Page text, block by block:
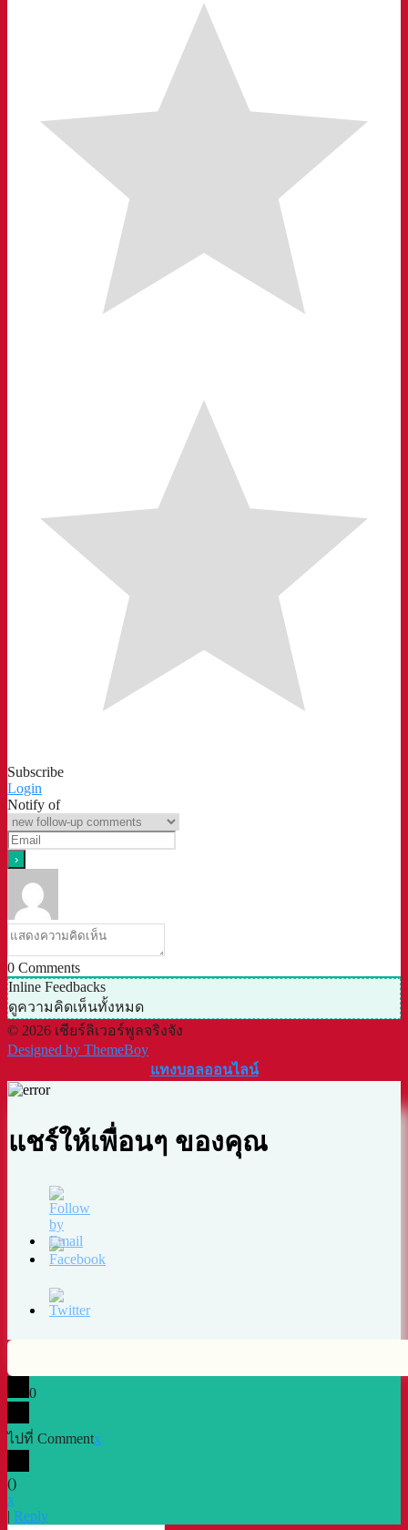
Subscribe
Login
Notify of
0 Comments
Inline Feedbacks
ดูความคิดเห็นทั้งหมด
© 2026 เชียร์ลิเวอร์พูลจริงจัง
Designed by ThemeBoy
แทงบอลออนไลน์
แชร์ให้เพื่อนๆ ของคุณ
0
ไปที่ Commentx
()
x
| Reply